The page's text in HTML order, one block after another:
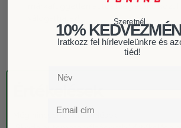
Még nincsenek értékelések.
Szeretnél...
10%
Iratkozz fel hírleveleünkre és
tiéd!
Név
Email